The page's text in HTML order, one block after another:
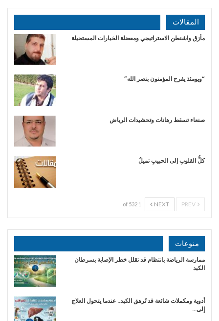
المقالات
مأزق واشنطن الاستراتيجي ومعضلة الخيارات المستحيلة
“ويومئذ يفرح المؤمنون بنصر الله”
صنعاء تسقط رهانات وتحشيدات الرياض
​كلُّ القلوبِ إلى الحبيبِ تميلُ
NEXT
1 of 532
منوعات
ممارسة الرياضة بانتظام قد تقلل خطر الإصابة بسرطان
الكبد
أدوية ومكملات شائعة قد تُرهق الكبد.. عندما يتحول العلاج
إلى…